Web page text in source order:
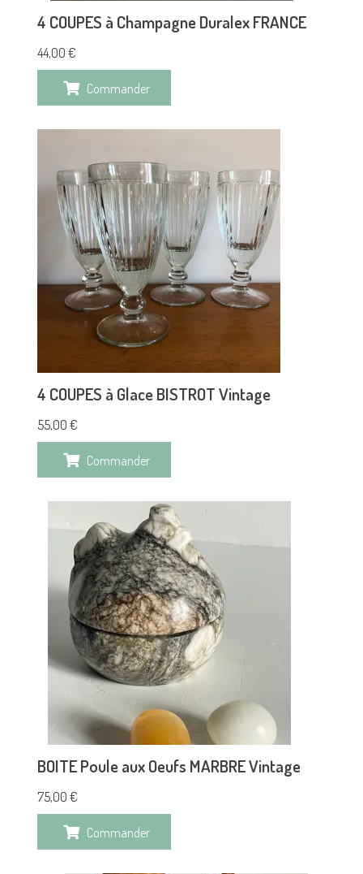
4 COUPES à Champagne Duralex FRANCE
44,00 €
Commander
4 COUPES à Glace BISTROT Vintage
55,00 €
Commander
BOITE Poule aux Oeufs MARBRE Vintage
75,00 €
Commander